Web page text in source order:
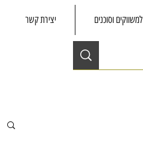
למשווקים וסוכנים יצירת קשר